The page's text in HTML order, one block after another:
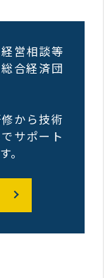
営相談等
合経済団
から技術
サポート
。